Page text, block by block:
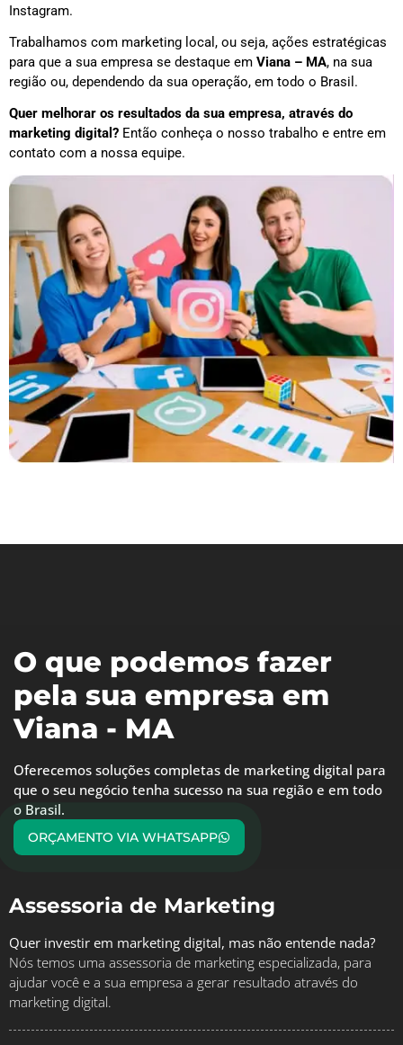
Instagram.
Trabalhamos com marketing local, ou seja, ações estratégicas
para que a sua empresa se destaque em Viana – MA, na sua
região ou, dependendo da sua operação, em todo o Brasil.
Quer melhorar os resultados da sua empresa, através do
marketing digital? Então conheça o nosso trabalho e entre em
contato com a nossa equipe.
O que podemos fazer
pela sua empresa em
Viana - MA
Oferecemos soluções completas de marketing digital para
que o seu negócio tenha sucesso na sua região e em todo
o Brasil.
ORÇAMENTO VIA WHATSAPP
Assessoria de Marketing
Quer investir em marketing digital, mas não entende nada?
Nós temos uma assessoria de marketing especializada, para
ajudar você e a sua empresa a gerar resultado através do
marketing digital.